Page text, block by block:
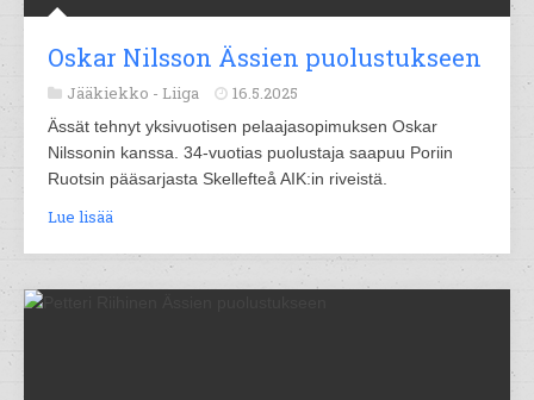
Oskar Nilsson Ässien puolustukseen
Jääkiekko - Liiga 16.5.2025
Ässät tehnyt yksivuotisen pelaajasopimuksen Oskar
Nilssonin kanssa. 34-vuotias puolustaja saapuu Poriin
Ruotsin pääsarjasta Skellefteå AIK:in riveistä.
Lue lisää